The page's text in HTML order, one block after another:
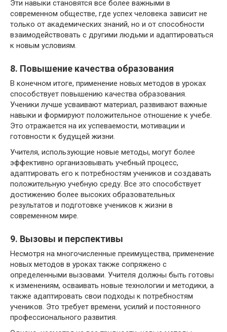
Эти навыки становятся все более важными в
современном обществе, где успех человека зависит не
только от академических знаний, но и от способности
взаимодействовать с другими людьми и адаптироваться
к новым условиям.
8. Повышение качества образования
В конечном итоге, применение новых методов в уроках
способствует повышению качества образования.
Ученики лучше усваивают материал, развивают важные
навыки и формируют положительное отношение к учебе.
Это отражается на их успеваемости, мотивации и
готовности к будущей жизни.
Учителя, использующие новые методы, могут более
эффективно организовывать учебный процесс,
адаптировать его к потребностям учеников и создавать
положительную учебную среду. Все это способствует
достижению более высоких образовательных
результатов и подготовке учеников к жизни в
современном мире.
9. Вызовы и перспективы
Несмотря на многочисленные преимущества, применение
новых методов в уроках также сопряжено с
определенными вызовами. Учителя должны быть готовы
к изменениям, осваивать новые технологии и методики, а
также адаптировать свои подходы к потребностям
учеников. Это требует времени, усилий и постоянного
профессионального развития.